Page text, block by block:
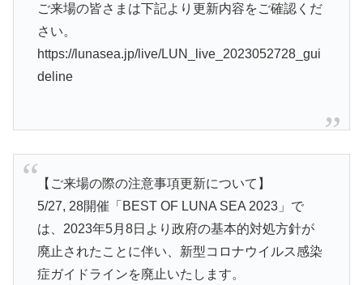
ご来場の皆さまは下記より更新内容をご確認くだ
さい。
https://lunasea.jp/live/LUN_live_2023052728_gui
deline
【ご来場の際の注意事項更新について】
5/27, 28開催「BEST OF LUNA SEA 2023」で
は、2023年5月8日より政府の基本的対処方針が
廃止されたことに伴い、新型コロナウイルス感染
症ガイドラインを廃止いたします。